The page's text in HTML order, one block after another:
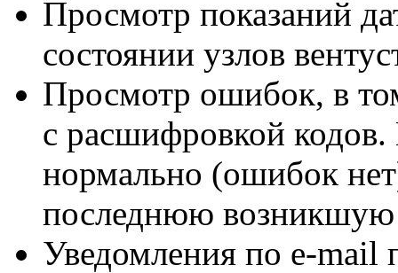
Просмотр показаний
состоянии узлов
Просмотр ошибок, в
с расшифровкой кодов.
нормально (ошибок
последнюю
Уведомления по e-mail